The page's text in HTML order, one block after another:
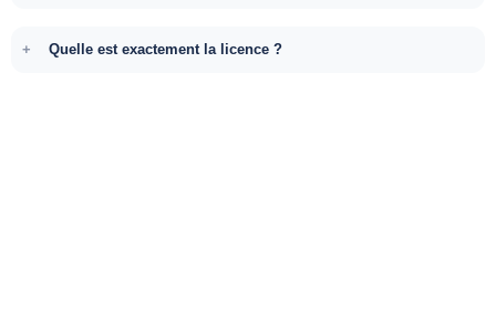
Quelle est exactement la licence ?